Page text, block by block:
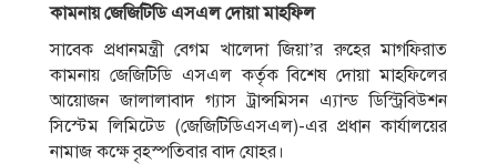
কামনায় জেজিটিডি এসএল দোয়া মাহফিল
সাবেক প্রধানমন্ত্রী বেগম খালেদা জিয়া’র রুহের মাগফিরাত
কামনায় জেজিটিডি এসএল কর্তৃক বিশেষ দোয়া মাহফিলের
আয়োজন জালালাবাদ গ্যাস ট্রান্সমিসন এ্যান্ড ডিস্ট্রিবিউশন
সিস্টেম লিমিটেড (জেজিটিডিএসএল)-এর প্রধান কার্যালয়ের
নামাজ কক্ষে বৃহস্পতিবার বাদ যোহর।